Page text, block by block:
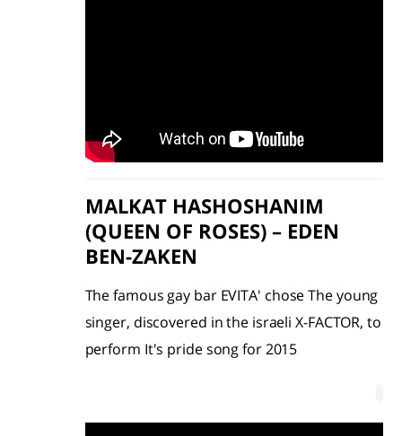
MALKAT HASHOSHANIM
(QUEEN OF ROSES) – EDEN
BEN-ZAKEN
The famous gay bar EVITA' chose The young
singer, discovered in the israeli X-FACTOR, to
perform It's pride song for 2015